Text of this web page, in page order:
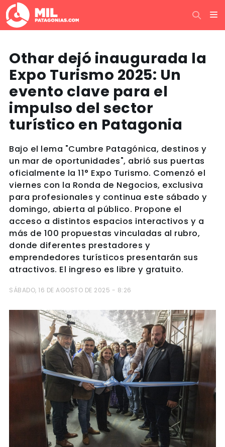
Othar dejó inaugurada la
Expo Turismo 2025: Un
evento clave para el
impulso del sector
turístico en Patagonia
Bajo el lema "Cumbre Patagónica, destinos y
un mar de oportunidades", abrió sus puertas
oficialmente la 11° Expo Turismo. Comenzó el
viernes con la Ronda de Negocios, exclusiva
para profesionales y continua este sábado y
domingo, abierta al público. Propone el
acceso a distintos espacios interactivos y a
más de 100 propuestas vinculadas al rubro,
donde diferentes prestadores y
emprendedores turísticos presentarán sus
atractivos. El ingreso es libre y gratuito.
SÁBADO, 16 DE AGOSTO DE 2025 - 8:26